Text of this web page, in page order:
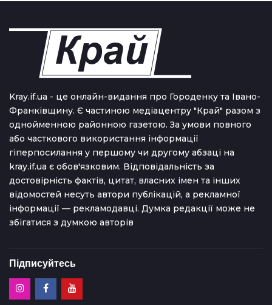
Kray.if.ua - це онлайн-видання про Городенку та Івано-
Франківщину. Є частиною медіацентру "Край" разом з
однойменною районною газетою. За умови повного
або часткового використання iнформацiї
гіперпосилання у першому чи другому абзаці на
kray.if.ua є обов'язковим. Відповідальність за
достовірність фактів, цитат, власних імен та інших
відомостей несуть автори публікацій, а рекламної
інформації — рекламодавці. Думка редакцiї може не
збiгатися з думкою авторiв
Підписуйтесь